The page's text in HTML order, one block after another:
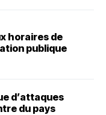
horaires de
publique
d’attaques
du pays